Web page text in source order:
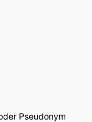
Pseudonym